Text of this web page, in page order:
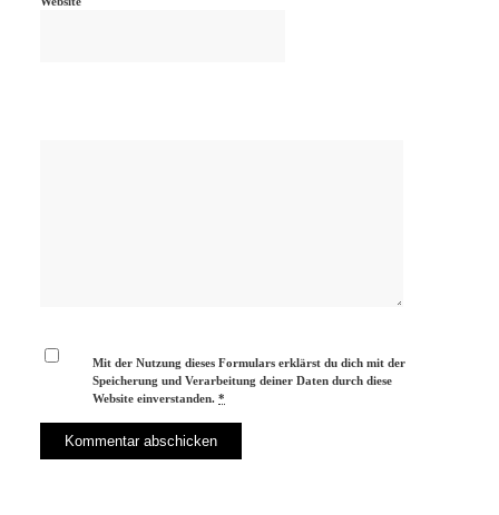
Mit der Nutzung dieses Formulars erklärst du dich mit der
Speicherung und Verarbeitung deiner Daten durch diese
Website einverstanden.*